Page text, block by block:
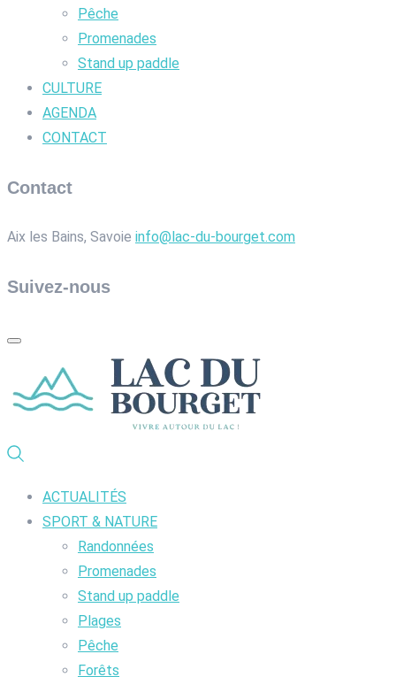
Pêche
Promenades
Stand up paddle
CULTURE
AGENDA
CONTACT
Contact
Aix les Bains, Savoie info@lac-du-bourget.com
Suivez-nous
ACTUALITÉS
SPORT & NATURE
Randonnées
Promenades
Stand up paddle
Plages
Pêche
Forêts